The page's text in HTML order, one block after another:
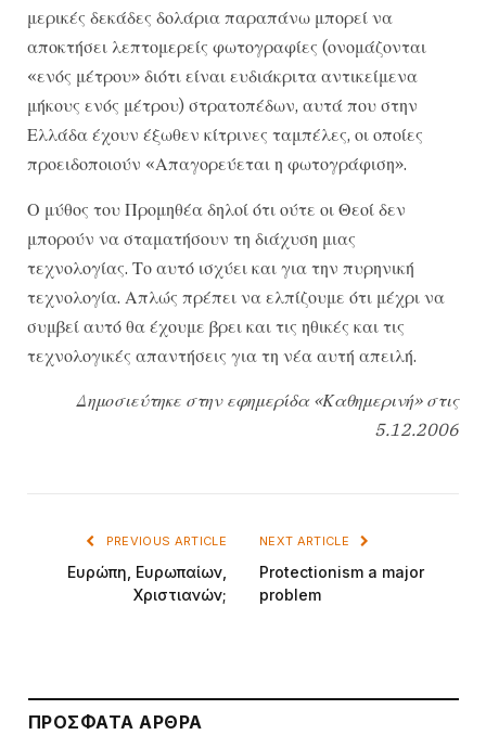
μερικές δεκάδες δολάρια παραπάνω μπορεί να
αποκτήσει λεπτομερείς φωτογραφίες (ονομάζονται
«ενός μέτρου» διότι είναι ευδιάκριτα αντικείμενα
μήκους ενός μέτρου) στρατοπέδων, αυτά που στην
Ελλάδα έχουν έξωθεν κίτρινες ταμπέλες, οι οποίες
προειδοποιούν «Απαγορεύεται η φωτογράφιση».
Ο μύθος του Προμηθέα δηλοί ότι ούτε οι Θεοί δεν
μπορούν να σταματήσουν τη διάχυση μιας
τεχνολογίας. Το αυτό ισχύει και για την πυρηνική
τεχνολογία. Απλώς πρέπει να ελπίζουμε ότι μέχρι να
συμβεί αυτό θα έχουμε βρει και τις ηθικές και τις
τεχνολογικές απαντήσεις για τη νέα αυτή απειλή.
Δημοσιεύτηκε στην εφημερίδα «Καθημερινή» στις
5.12.2006
PREVIOUS ARTICLE
Ευρώπη, Ευρωπαίων,
Χριστιανών;
NEXT ARTICLE
Protectionism a major
problem
ΠΡΌΣΦΑΤΑ ΆΡΘΡΑ